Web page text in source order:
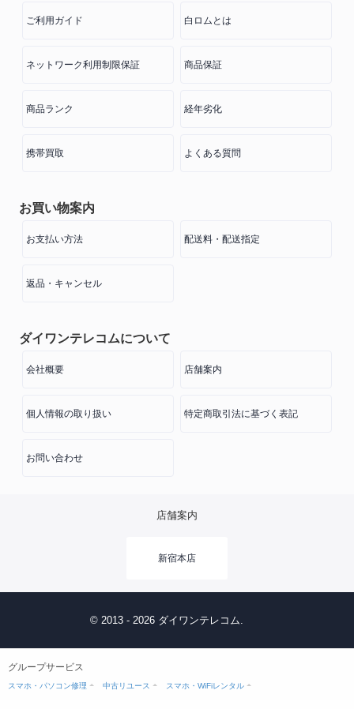
ご利用ガイド 白ロムとは
ネットワーク利用制限保証 商品保証
商品ランク 経年劣化
携帯買取 よくある質問
お買い物案内
お支払い方法 配送料・配送指定
返品・キャンセル
ダイワンテレコムについて
会社概要 店舗案内
個人情報の取り扱い 特定商取引法に基づく表記
お問い合わせ
店舗案内
新宿本店
© 2013 - 2026 ダイワンテレコム.
グループサービス
スマホ・パソコン修理 中古リユース スマホ・WiFiレンタル